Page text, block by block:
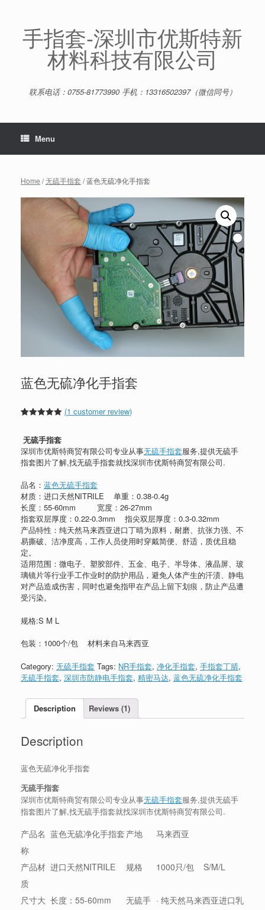
content手指套-深圳市优斯特新
材料科技有限公司
联系电话：0755-81773990 手机：13316502397（微信同号）
Menu
Home /无硫手指套 / 蓝色无硫净化手指套
蓝色无硫净化手指套
based on
customer
rating
(1 customer review)
无硫手指套
深圳市优斯特商贸有限公司专业从事无硫手指套服务,提供无硫手
指套图片了解,找无硫手指套就找深圳市优斯特商贸有限公司.
品名： 蓝色无硫手指套
材质：进口天然NITRILE 单重：0.38-0.4g
长度：55-60mm 宽度：26-27mm
指套双层厚度：0.22-0.3mm 指尖双层厚度：0.3-0.32mm
产品特性：纯天然马来西亚进口丁晴为原料，耐磨、抗张力强、不
易撕破、洁净度高，工作人员使用时穿戴简便、舒适，质优且稳
定。
适用范围：微电子、塑胶部件、五金、电子、半导体、液晶屏、玻
璃镜片等行业手工作业时的防护用品，避免人体产生的汗渍、静电
对产品造成伤害，同时也避免指甲在产品上留下划痕，防止产品遭
受污染。
规格:S M L
包装：1000个/包 材料来自马来西亚
Category: 无硫手指套 Tags: NR手指套, 净化手指套, 手指套丁腈,
无硫手指套, 深圳市防静电手指套, 精密马达, 蓝色无硫净化手指套
Description Reviews (1)
Description
蓝色无硫净化手指套
无硫手指套
深圳市优斯特商贸有限公司专业从事无硫手指套服务,提供无硫手
指套图片了解,找无硫手指套就找深圳市优斯特商贸有限公司.
产品名
称
蓝色无硫净化手指套 产地 马来西亚
产品材
质
进口天然NITRILE 规格 1000只/包 S/M/L
尺寸大 长度：55-60mm
无硫手 · 纯天然马来西亚进口乳